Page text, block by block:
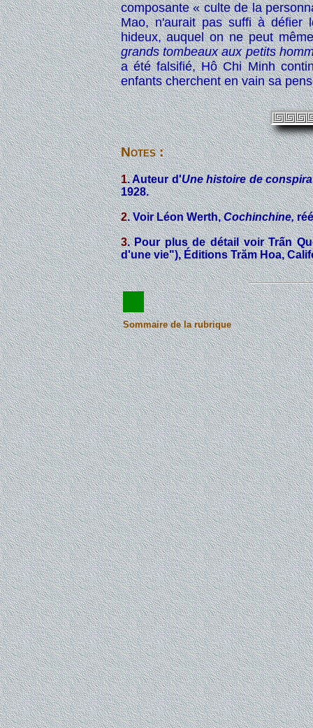
composante « culte de la
Mao, n'aurait pas suffi à défier
hideux, auquel on ne peut
grands tombeaux aux petits
a été falsifié, Hô Chi Minh
enfants cherchent en vain sa
Notes :
1. Auteur d'Une histoire de
1928.
2. Voir Léon Werth,Cochinchine,
3. Pour plus de détail voir Trấn
d'une vie"), Éditions Trăm Hoa,
Sommaire de la rubrique